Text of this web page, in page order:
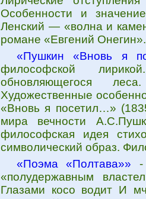
Особенности и
Ленский — «волна и
романе «Евгений Онегин».
«Пушкин «Вновь я
философской
обновляющегося
Художественные
«Вновь я посетил…»
мира вечности
философская идея
символический образ.
«Поэма «Полтава»» -
«полудержавным
Глазами косо водит И